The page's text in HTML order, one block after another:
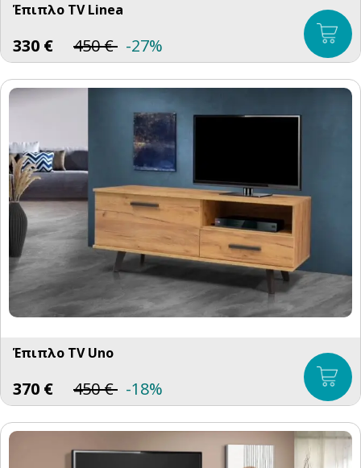
Έπιπλο TV Linea
330 € 450€ -27%
Έπιπλο TV Uno
370 € 450€ -18%